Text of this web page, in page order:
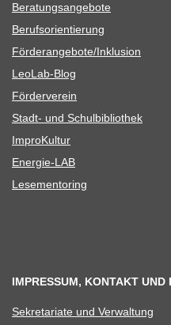
Bera­tungs­an­ge­bote
Berufs­ori­en­tie­rung
Förderangebote/​​Inklusion
Leo­Lab-Blog
För­der­ver­ein
Stadt- und Schulbibliothek
Impro­Kul­tur
Ener­­gie-LAB
Lese­men­to­ring
IMPRESSUM, KONTAKT UND
Sekre­ta­riate und Verwaltung